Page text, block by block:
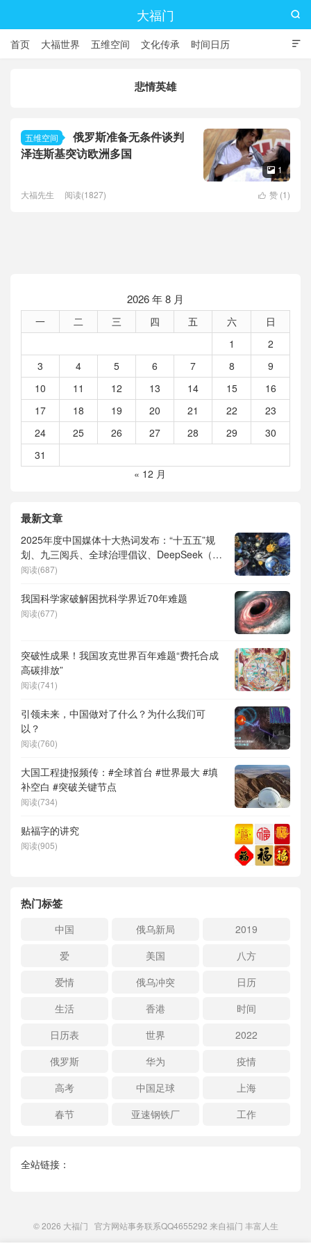
大福门

首页 大福世界 五维空间 文化传承 时间日历

悲情英雄
五维空间
俄罗斯准备无条件谈判
泽连斯基突访欧洲多国
 1
 赞 (1)
大福先生 阅读(1827)
2026 年 8 月
一 二 三 四 五 六
日
1
2
3
4 5 6 7 8
9
10
11 12 13 14 15
16
17
18 19 20 21 22
23
24
25 26 27 28 29
30
31
« 12 月
最新文章
2025年度中国媒体十大热词发布：“十五五”规
划、九三阅兵、全球治理倡议、DeepSeek（深
度求索）、人形机器人、苏超、票根经济、育
阅读(687)
我国科学家破解困扰科学界近70年难题
阅读(677)
突破性成果！我国攻克世界百年难题“费托合成
高碳排放”
阅读(741)
引领未来，中国做对了什么？为什么我们可
以？
阅读(760)
大国工程捷报频传：#全球首台 #世界最大 #填
补空白 #突破关键节点
阅读(734)
贴福字的讲究
阅读(905)
热门标签
中国 俄乌新局
2019
爱
美国
八方
爱情
俄乌冲突
日历
生活
香港
时间
日历表
世界
2022
俄罗斯
华为
疫情
高考
中国足球
上海
春节
亚速钢铁厂 工作
全站链接：
© 2026 大福门 官方网站事务联系QQ4655292 来自福门 丰富人生